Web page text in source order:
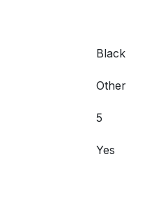
Black
Other
5
Yes